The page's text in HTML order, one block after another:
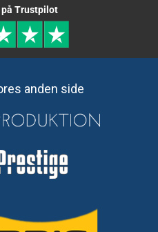
Trustpilot
anden side